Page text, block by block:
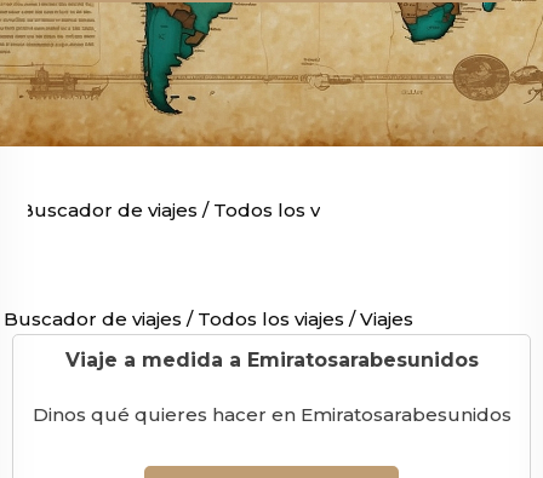
Buscador de viajes / Todos los viajes
Buscador de viajes / Todos los viajes /Viajes por Asia
Viaje a medida a Emiratosarabesunidos
Dinos qué quieres hacer en Emiratosarabesunidos